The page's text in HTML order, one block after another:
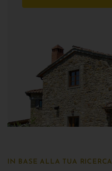
IN BASE ALLA TUA RICERCA